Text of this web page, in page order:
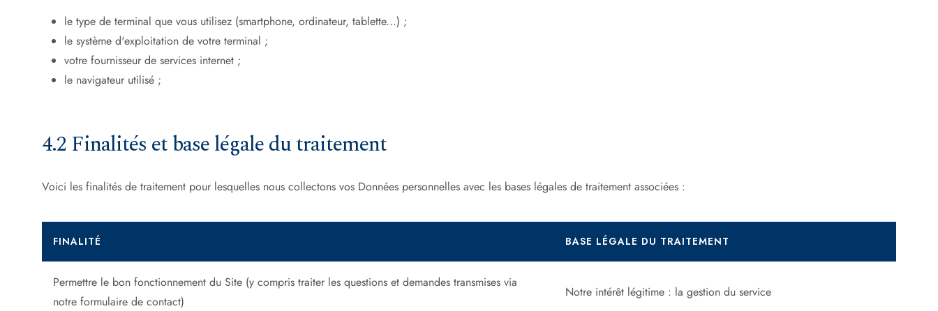
le type de terminal que vous utilisez (smartphone, ordinateur, tablette...) ;
le système d'exploitation de votre terminal ;
votre fournisseur de services internet ;
le navigateur utilisé ;
4.2 Finalités et base légale du traitement
Voici les finalités de traitement pour lesquelles nous collectons vos Données personnelles avec les bases légales de traitement associées :
FINALITÉ BASE LÉGALE DU TRAITEMENT
Permettre le bon fonctionnement du Site (y compris traiter les questions et demandes transmises via
notre formulaire de contact)
Notre intérêt légitime : la gestion du service
OK, accept all Deny all cookies